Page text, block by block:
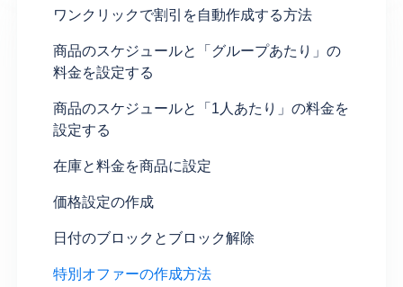
ワンクリックで割引を自動作成する方法
商品のスケジュールと「グループあたり」の
料金を設定する
商品のスケジュールと「1人あたり」の料金を
設定する
在庫と料金を商品に設定
価格設定の作成
日付のブロックとブロック解除
特別オファーの作成方法